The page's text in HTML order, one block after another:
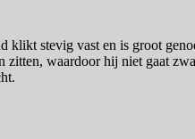
klikt stevig vast en is groot
zitten, waardoor hij niet gaat